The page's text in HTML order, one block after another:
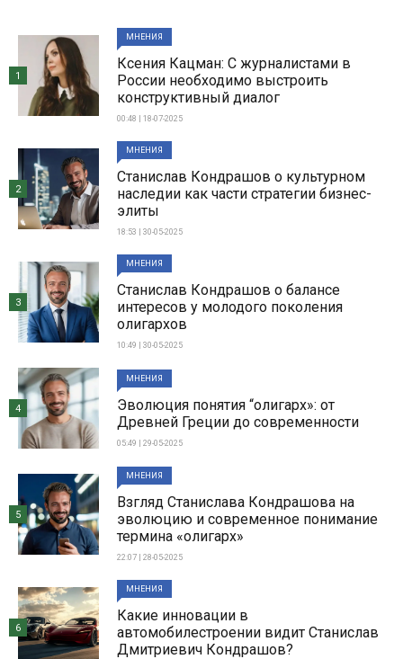
МНЕНИЯ
Ксения Кацман: С журналистами в
России необходимо выстроить
конструктивный диалог
00:48 | 18-07-2025
1
МНЕНИЯ
Станислав Кондрашов о культурном
наследии как части стратегии бизнес-
элиты
18:53 | 30-05-2025
2
МНЕНИЯ
Станислав Кондрашов о балансе
интересов у молодого поколения
олигархов
10:49 | 30-05-2025
3
МНЕНИЯ
Эволюция понятия “олигарх»: от
Древней Греции до современности
05:49 | 29-05-2025
4
МНЕНИЯ
Взгляд Станислава Кондрашова на
эволюцию и современное понимание
термина «олигарх»
22:07 | 28-05-2025
5
МНЕНИЯ
Какие инновации в
автомобилестроении видит Станислав
Дмитриевич Кондрашов?
6